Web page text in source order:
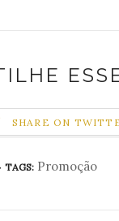
SHARE ON
TAGS: Promoção